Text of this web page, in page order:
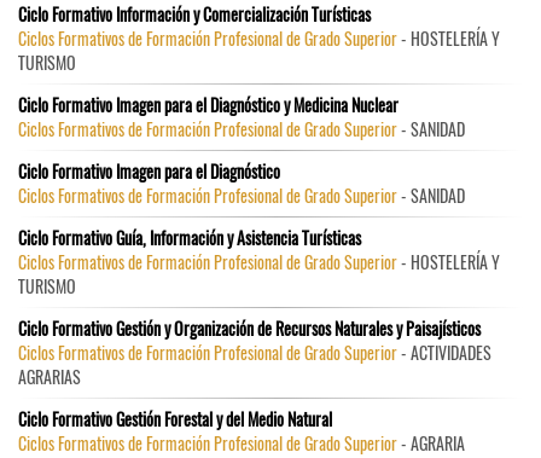
Ciclo Formativo Información y Comercialización Turísticas
Ciclos Formativos de Formación Profesional de Grado Superior- HOSTELERÍA Y
TURISMO
Ciclo Formativo Imagen para el Diagnóstico y Medicina Nuclear
Ciclos Formativos de Formación Profesional de Grado Superior- SANIDAD
Ciclo Formativo Imagen para el Diagnóstico
Ciclos Formativos de Formación Profesional de Grado Superior- SANIDAD
Ciclo Formativo Guía, Información y Asistencia Turísticas
Ciclos Formativos de Formación Profesional de Grado Superior- HOSTELERÍA Y
TURISMO
Ciclo Formativo Gestión y Organización de Recursos Naturales y Paisajísticos
Ciclos Formativos de Formación Profesional de Grado Superior- ACTIVIDADES
AGRARIAS
Ciclo Formativo Gestión Forestal y del Medio Natural
Ciclos Formativos de Formación Profesional de Grado Superior- AGRARIA